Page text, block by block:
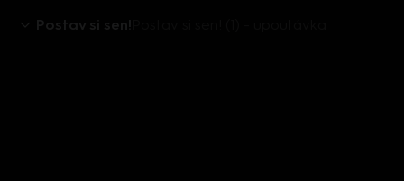
Postav si sen!